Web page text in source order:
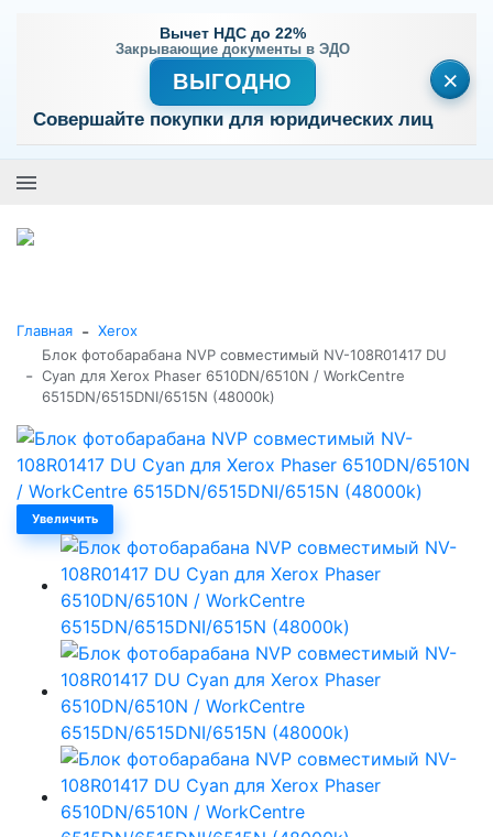
Вычет НДС до 22%
Закрывающие документы в ЭДО
ВЫГОДНО
Совершайте покупки для юридических лиц
×
Главная - Xerox
-
Блок фотобарабана NVP совместимый NV-108R01417 DU
Cyan для Xerox Phaser 6510DN/6510N / WorkCentre
6515DN/6515DNI/6515N (48000k)
Увеличить